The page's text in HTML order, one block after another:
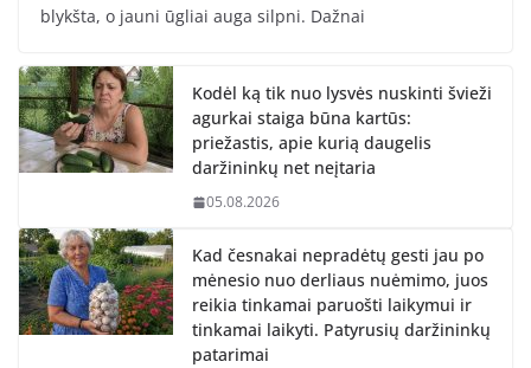
blykšta, o jauni ūgliai auga silpni. Dažnai
Kodėl ką tik nuo lysvės nuskinti švieži
agurkai staiga būna kartūs:
priežastis, apie kurią daugelis
daržininkų net neįtaria
05.08.2026
Kad česnakai nepradėtų gesti jau po
mėnesio nuo derliaus nuėmimo, juos
reikia tinkamai paruošti laikymui ir
tinkamai laikyti. Patyrusių daržininkų
patarimai